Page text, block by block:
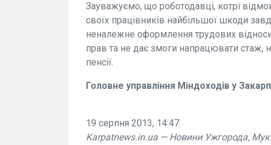
Зауважуємо, що роботодавці, котрі
своїх працівників найбільшої шкоди
неналежне оформлення трудових
прав та не дає змоги напрацювати стаж,
пенсії.
Головне управління Міндоходів у
19 серпня 2013, 14:47
Karpatnews.in.ua — Новини Ужгорода,